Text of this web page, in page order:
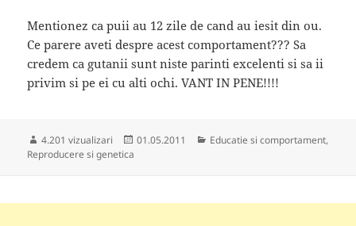
Mentionez ca puii au 12 zile de cand au iesit din ou.
Ce parere aveti despre acest comportament??? Sa
credem ca gutanii sunt niste parinti excelenti si sa ii
privim si pe ei cu alti ochi. VANT IN PENE!!!!
4.201 vizualizari
Publicat
01.05.2011 Categorii
Educatie si comportament,
Reproducere si genetica